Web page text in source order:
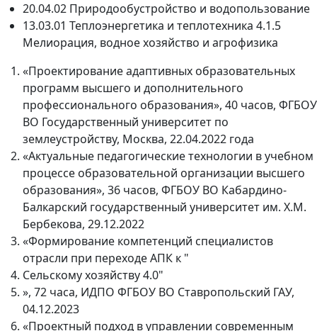
20.04.02 Природообустройство и водопользование
13.03.01 Теплоэнергетика и теплотехника 4.1.5
Мелиорация, водное хозяйство и агрофизика
«Проектирование адаптивных образовательных
программ высшего и дополнительного
профессионального образования», 40 часов, ФГБОУ
ВО Государственный университет по
землеустройству, Москва, 22.04.2022 года
«Актуальные педагогические технологии в учебном
процессе образовательной организации высшего
образования», 36 часов, ФГБОУ ВО Кабардино-
Балкарский государственный университет им. Х.М.
Бербекова, 29.12.2022
«Формирование компетенций специалистов
отрасли при переходе АПК к "
Сельскому хозяйству 4.0"
», 72 часа, ИДПО ФГБОУ ВО Ставропольский ГАУ,
04.12.2023
«Проектный подход в управлении современным